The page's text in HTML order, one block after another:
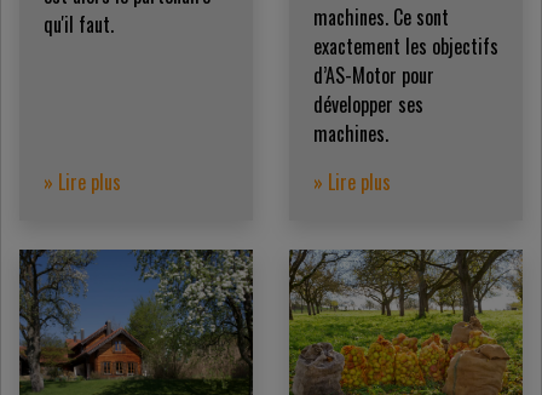
qu'il faut.
» Lire plus
machines. Ce sont
exactement les objectifs
d’AS-Motor pour
développer ses
machines.
» Lire plus